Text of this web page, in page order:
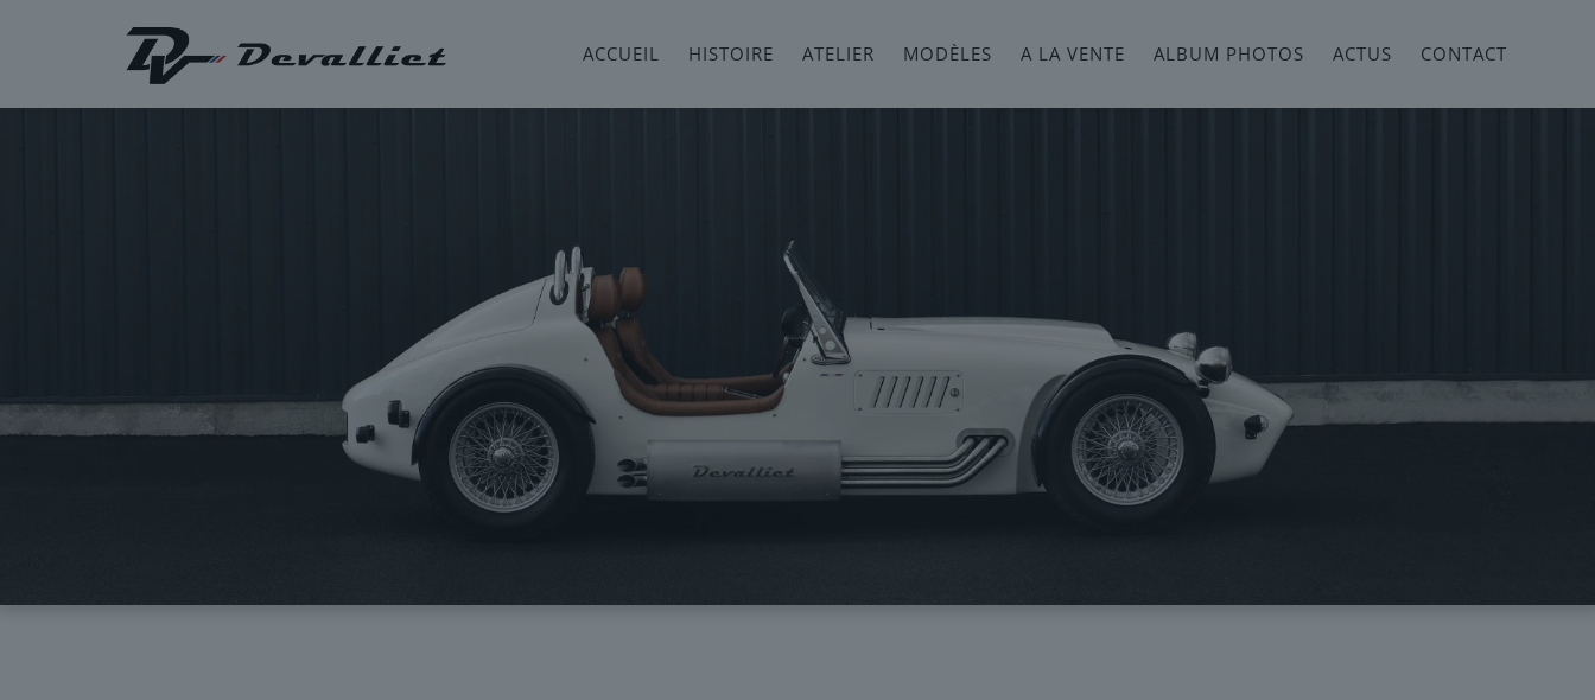
ACCUEIL HISTOIRE ATELIER MODÈLES A LA VENTE ALBUM PHOTOS ACTUS CONTACT